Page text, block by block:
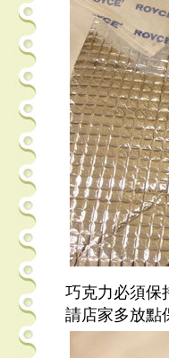
巧克力必須保
請店家多放點